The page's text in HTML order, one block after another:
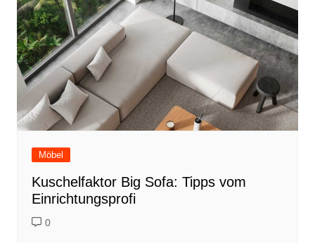
Möbel
Kuschelfaktor Big Sofa: Tipps vom
Einrichtungsprofi
0